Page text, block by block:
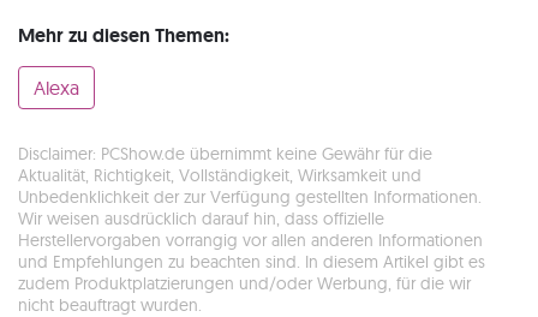
Mehr zu diesen Themen:
Alexa
Disclaimer: PCShow.de übernimmt keine Gewähr für die
Aktualität, Richtigkeit, Vollständigkeit, Wirksamkeit und
Unbedenklichkeit der zur Verfügung gestellten Informationen.
Wir weisen ausdrücklich darauf hin, dass offizielle
Herstellervorgaben vorrangig vor allen anderen Informationen
und Empfehlungen zu beachten sind. In diesem Artikel gibt es
zudem Produktplatzierungen und/oder Werbung, für die wir
nicht beauftragt wurden.